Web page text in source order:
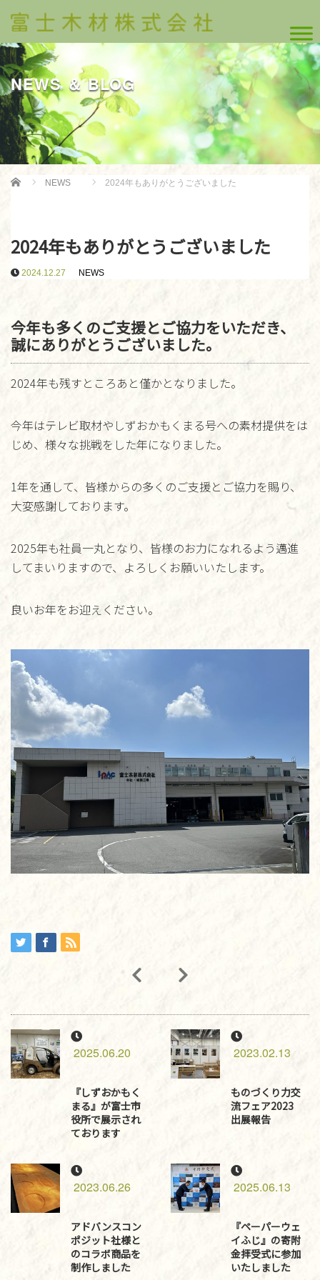
NEWS ＆ BLOG
Home NEWS 2024年もありがとうございました
2024年もありがとうございました
2024.12.27 NEWS
今年も多くのご支援とご協力をいただき、
誠にありがとうございました。
2024年も残すところあと僅かとなりました。
今年はテレビ取材やしずおかもくまる号への素材提供をは
じめ、様々な挑戦をした年になりました。
1年を通して、皆様からの多くのご支援とご協力を賜り、
大変感謝しております。
2025年も社員一丸となり、皆様のお力になれるよう邁進
してまいりますので、よろしくお願いいたします。
良いお年をお迎えください。
2025.06.20
『しずおかもく
まる』が富士市
役所で展示され
ております
2023.02.13
ものづくり力交
流フェア2023
出展報告
2023.06.26
アドバンスコン
ポジット社様と
のコラボ商品を
制作しました
2025.06.13
『ペーパーウェ
イふじ』の寄附
金拝受式に参加
いたしました